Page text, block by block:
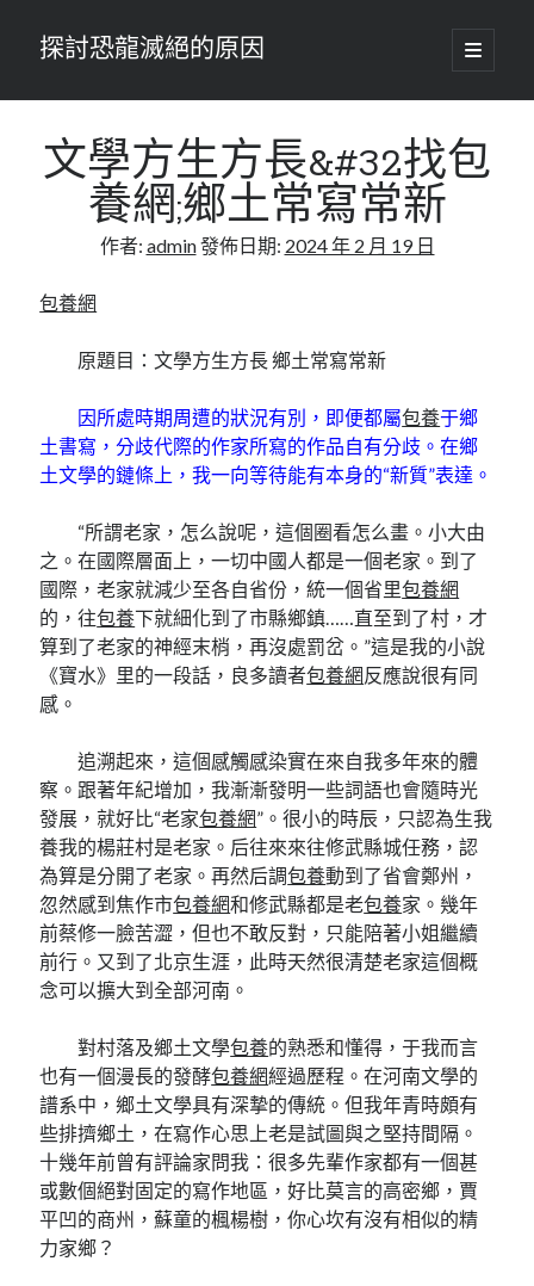
探討恐龍滅絕的原因
開
啟
要
單
文學方生方長&#32找包
養網;鄉土常寫常新
作者: admin發佈日期: 2024 年 2 月 19 日
包養網
原題目：文學方生方長 鄉土常寫常新
因所處時期周遭的狀況有別，即便都屬包養于鄉
土書寫，分歧代際的作家所寫的作品自有分歧。在鄉
土文學的鏈條上，我一向等待能有本身的“新質”表達。
“所謂老家，怎么說呢，這個圈看怎么畫。小大由
之。在國際層面上，一切中國人都是一個老家。到了
國際，老家就減少至各自省份，統一個省里包養網
的，往包養下就細化到了市縣鄉鎮……直至到了村，才
算到了老家的神經末梢，再沒處罰岔。”這是我的小說
《寶水》里的一段話，良多讀者包養網反應說很有同
感。
追溯起來，這個感觸感染實在來自我多年來的體
察。跟著年紀增加，我漸漸發明一些詞語也會隨時光
發展，就好比“老家包養網”。很小的時辰，只認為生我
養我的楊莊村是老家。后往來來往修武縣城任務，認
為算是分開了老家。再然后調包養動到了省會鄭州，
忽然感到焦作市包養網和修武縣都是老包養家。幾年
前蔡修一臉苦澀，但也不敢反對，只能陪著小姐繼續
前行。又到了北京生涯，此時天然很清楚老家這個概
念可以擴大到全部河南。
對村落及鄉土文學包養的熟悉和懂得，于我而言
也有一個漫長的發酵包養網經過歷程。在河南文學的
譜系中，鄉土文學具有深摯的傳統。但我年青時頗有
些排擠鄉土，在寫作心思上老是試圖與之堅持間隔。
十幾年前曾有評論家問我：很多先輩作家都有一個甚
或數個絕對固定的寫作地區，好比莫言的高密鄉，賈
平凹的商州，蘇童的楓楊樹，你心坎有沒有相似的精
力家鄉？